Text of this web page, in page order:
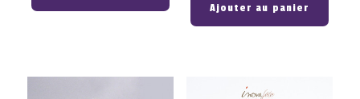
Ajouter au panier